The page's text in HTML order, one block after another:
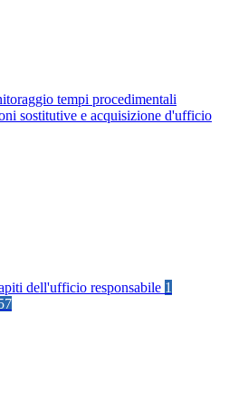
tempi procedimentali
sostitutive e acquisizione d'ufficio
dell'ufficio responsabile 1